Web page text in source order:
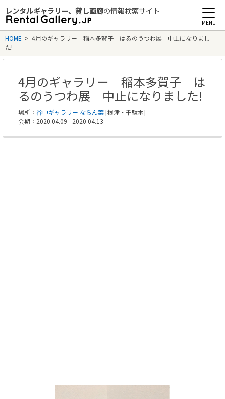
レンタルギャラリー、貸し画廊の情報検索サイト
Rental Gallery jp
HOME > 4月のギャラリー 稲本多賀子 はるのうつわ展 中止になりまし
た!
4月のギャラリー 稲本多賀子 は
るのうつわ展 中止になりました!
場所： 谷中ギャラリー ならん葉[根津・千駄木]
会期：2020.04.09 - 2020.04.13